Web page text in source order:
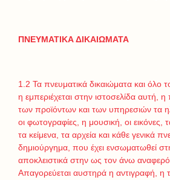
ΠΝΕΥΜΑΤΙΚΑ ΔΙΚΑΙΩΜΑΤΑ
1.2 Τα πνευματικά δικαιώματα και όλο
η εμπεριέχεται στην ιστοσελίδα αυτή,
των προϊόντων και των υπηρεσιών τα
οι φωτογραφίες, η μουσική, οι εικόνες,
τα κείμενα, τα αρχεία και κάθε γενικά
δημιούργημα, που έχει ενσωματωθεί
αποκλειστικά στην ως τον άνω
Απαγορεύεται αυστηρά η αντιγραφή, η